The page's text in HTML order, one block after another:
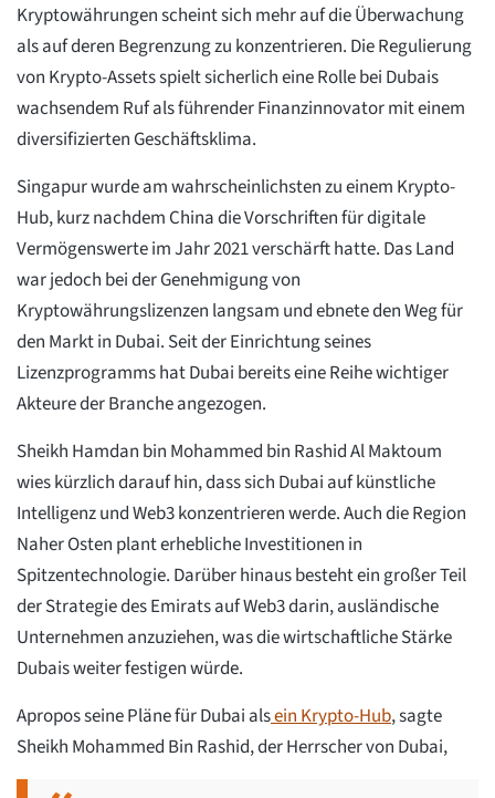
Kryptowährungen scheint sich mehr auf die Überwachung
als auf deren Begrenzung zu konzentrieren. Die Regulierung
von Krypto-Assets spielt sicherlich eine Rolle bei Dubais
wachsendem Ruf als führender Finanzinnovator mit einem
diversifizierten Geschäftsklima.
Singapur wurde am wahrscheinlichsten zu einem Krypto-
Hub, kurz nachdem China die Vorschriften für digitale
Vermögenswerte im Jahr 2021 verschärft hatte. Das Land
war jedoch bei der Genehmigung von
Kryptowährungslizenzen langsam und ebnete den Weg für
den Markt in Dubai. Seit der Einrichtung seines
Lizenzprogramms hat Dubai bereits eine Reihe wichtiger
Akteure der Branche angezogen.
Sheikh Hamdan bin Mohammed bin Rashid Al Maktoum
wies kürzlich darauf hin, dass sich Dubai auf künstliche
Intelligenz und Web3 konzentrieren werde. Auch die Region
Naher Osten plant erhebliche Investitionen in
Spitzentechnologie. Darüber hinaus besteht ein großer Teil
der Strategie des Emirats auf Web3 darin, ausländische
Unternehmen anzuziehen, was die wirtschaftliche Stärke
Dubais weiter festigen würde.
Apropos seine Pläne für Dubai alsein Krypto-Hub, sagte
Sheikh Mohammed Bin Rashid, der Herrscher von Dubai,